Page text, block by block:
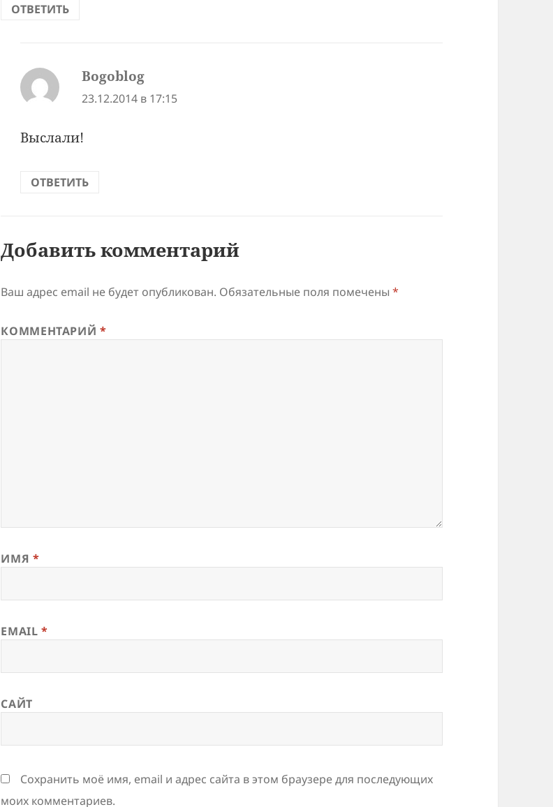
ОТВЕТИТЬ
Bogoblog
23.12.2014 в 17:15
Выслали!
ОТВЕТИТЬ
Добавить комментарий
Ваш адрес email не будет опубликован. Обязательные поля помечены*
КОММЕНТАРИЙ*
ИМЯ *
EMAIL*
САЙТ
Сохранить моё имя, email и адрес сайта в этом браузере для последующих
моих комментариев.